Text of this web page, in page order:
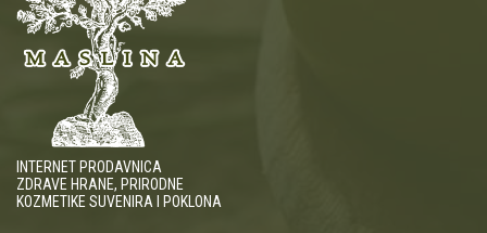
INTERNET PRODAVNICA
ZDRAVE HRANE, PRIRODNE
KOZMETIKE SUVENIRA I POKLONA